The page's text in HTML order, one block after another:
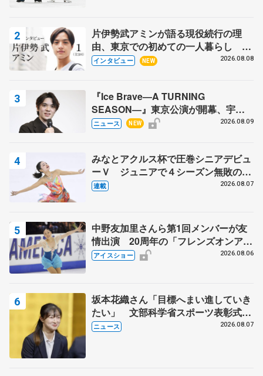
片伊勢武アミンが語る現役続行の理
由、東京での初めての一人暮らし 注
目スケーターの「今」に迫る
インタビュー NEW 2026.08.08
『Ice Brave―A TURNING
SEASON―』東京公演が開幕、宇野
昌磨の『Ice Brave』にかける思いを
ニュース NEW 2026.08.09
みなとアクルス杯で圧巻シニアデビュ
ーＶ ジュニアで４シーズン無敗の島
田麻央
連載 2026.08.07
中野友加里さんら第1回メンバーが友
情出演 20周年の「フレンズオンアイ
ス」 宮本賢二さん、有川梨絵さん、
アイスショー 2026.08.06
坂本花織さん「目標へまい進していき
たい」 文部科学省スポーツ表彰式で
代表謝辞
ニュース 2026.08.07